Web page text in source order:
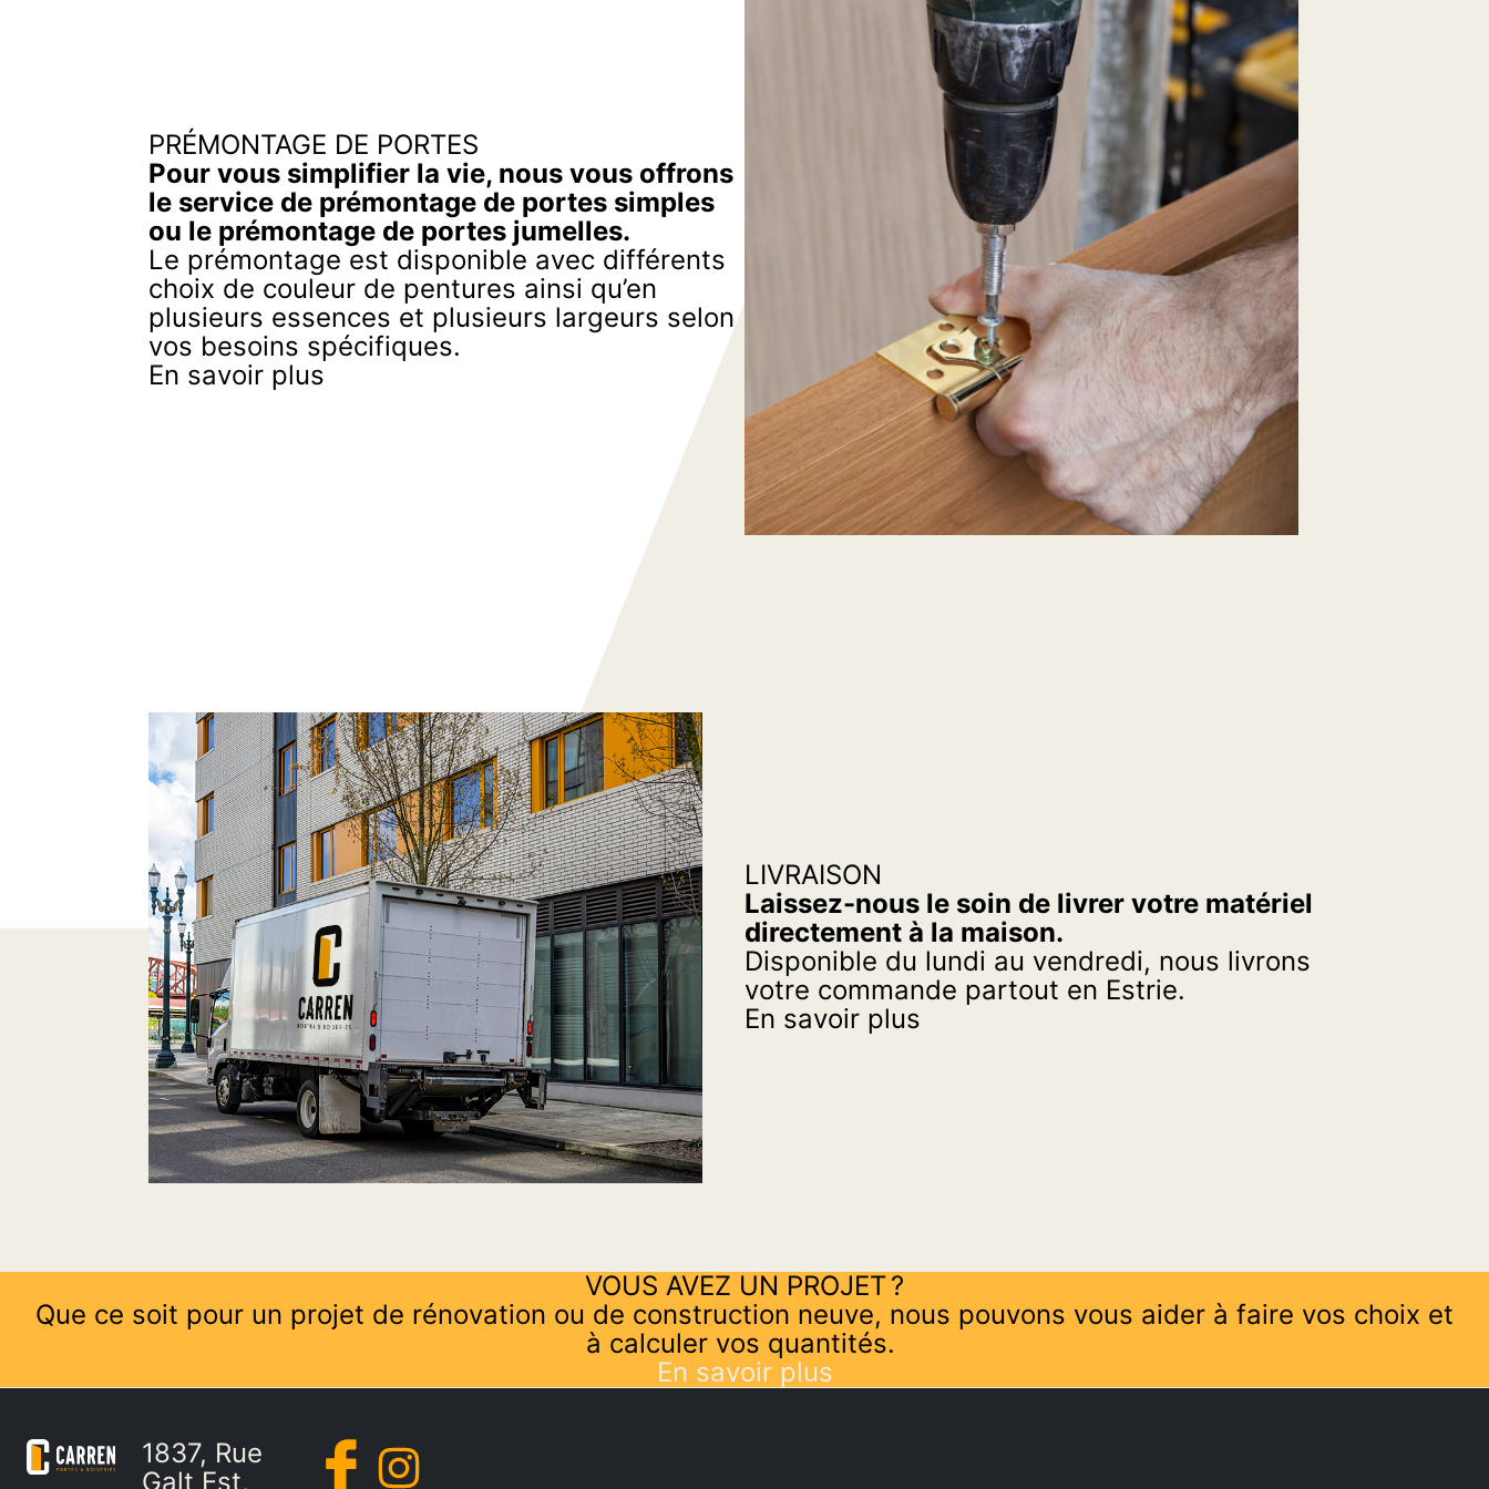
PRÉMONTAGE DE PORTES
Pour vous simplifier la vie, nous vous offrons
le service de prémontage de portes simples
ou le prémontage de portes jumelles.
Le prémontage est disponible avec différents
choix de couleur de pentures ainsi qu’en
plusieurs essences et plusieurs largeurs selon
vos besoins spécifiques.
En savoir plus
LIVRAISON
Laissez-nous le soin de livrer votre matériel
directement à la maison.
Disponible du lundi au vendredi, nous livrons
votre commande partout en Estrie.
En savoir plus
VOUS AVEZ UN PROJET ?
Que ce soit pour un projet de rénovation ou de construction neuve, nous pouvons vous aider à faire vos choix et
à calculer vos quantités.
En savoir plus
1837, Rue
Galt Est,